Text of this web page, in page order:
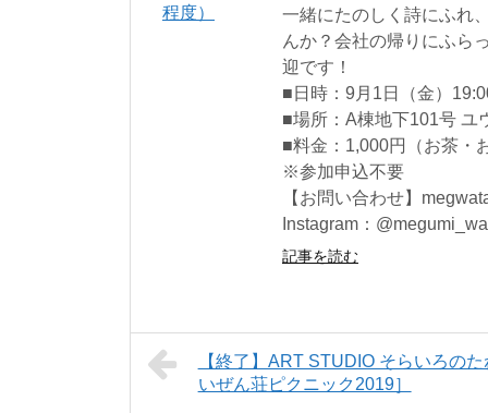
一緒にたのしく詩にふれ
んか？会社の帰りにふら
迎です！
■日時：9月1日（金）
■場所：A棟地下101号 ユ
■料金：1,000円（お茶・
※参加申込不要
【お問い合わせ】
Instagram：
記事を読む
【終了】ART STUDIO そらいろ
いぜん荘ピクニック2019］